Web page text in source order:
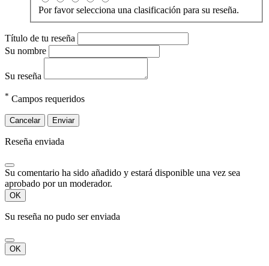
Por favor selecciona una clasificación para su reseña.
Título de tu reseña
Su nombre
Su reseña
* Campos requeridos
Cancelar Enviar
Reseña enviada
Su comentario ha sido añadido y estará disponible una vez sea
aprobado por un moderador.
OK
Su reseña no pudo ser enviada
OK